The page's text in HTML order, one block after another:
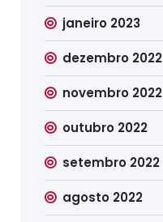
janeiro 2023
dezembro 2022
novembro 2022
outubro 2022
setembro 2022
agosto 2022